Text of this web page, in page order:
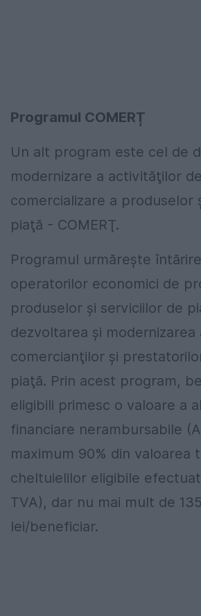
Programul COMERȚ
Un alt program este cel de
modernizare a activităţilor de
comercializare a produselor
piaţă - COMERŢ.
Programul urmăreşte
operatorilor economici de
produselor şi serviciilor de
dezvoltarea şi
comercianţilor şi
piaţă. Prin acest program,
eligibili primesc o valoare a
financiare nerambursabile
maximum 90% din valoarea
cheltuielilor eligibile
TVA), dar nu mai mult de
lei/beneficiar.